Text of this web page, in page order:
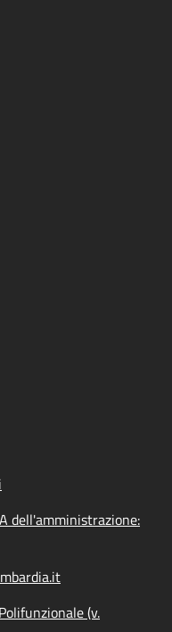
dell'amministrazione:
(v.